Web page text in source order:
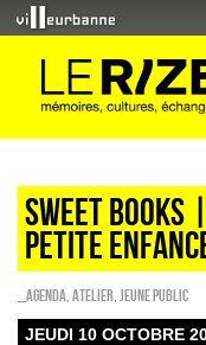
Sweet
petite
_Agenda Atelier Jeune public
JEUDI 10 OCTOBRE